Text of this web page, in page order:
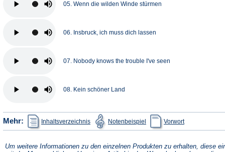
05. Wenn die wilden Winde stürmen
06. Insbruck, ich muss dich lassen
07. Nobody knows the trouble I've seen
08. Kein schöner Land
Mehr: Inhaltsverzeichnis
(Öffnet
in
einem
Tab)
Notenbeispiel
(Öffnet
in
einem
Tab)
Vorwortin
einem
Tab)
Um weitere Informationen zu den einzelnen Produkten zu erhalten, diese